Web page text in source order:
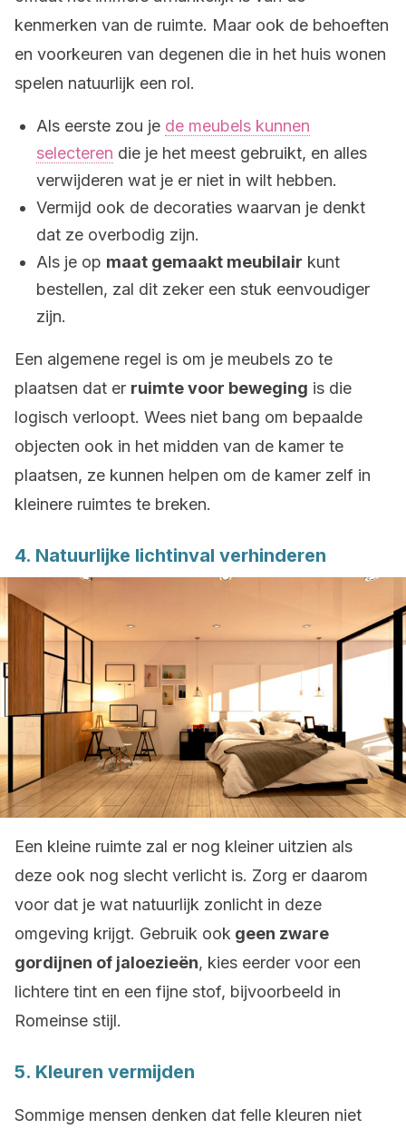
kenmerken van de ruimte. Maar ook de behoeften
en voorkeuren van degenen die in het huis wonen
spelen natuurlijk een rol.
Als eerste zou je de meubels kunnen
selecteren die je het meest gebruikt, en alles
verwijderen wat je er niet in wilt hebben.
Vermijd ook de decoraties waarvan je denkt
dat ze overbodig zijn.
Als je op maat gemaakt meubilair kunt
bestellen, zal dit zeker een stuk eenvoudiger
zijn.
Een algemene regel is om je meubels zo te
plaatsen dat er ruimte voor beweging is die
logisch verloopt. Wees niet bang om bepaalde
objecten ook in het midden van de kamer te
plaatsen, ze kunnen helpen om de kamer zelf in
kleinere ruimtes te breken.
4. Natuurlijke lichtinval verhinderen
Een kleine ruimte zal er nog kleiner uitzien als
deze ook nog slecht verlicht is. Zorg er daarom
voor dat je wat natuurlijk zonlicht in deze
omgeving krijgt. Gebruik ook geen zware
gordijnen of jaloezieën, kies eerder voor een
lichtere tint en een fijne stof, bijvoorbeeld in
Romeinse stijl.
5. Kleuren vermijden
Sommige mensen denken dat felle kleuren niet